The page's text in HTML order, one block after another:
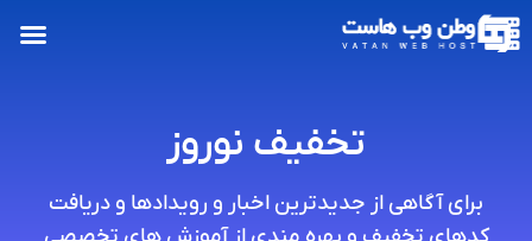
تخفیف نوروز
برای آگاهی از جدیدترین اخبار و رویدادها و دریافت